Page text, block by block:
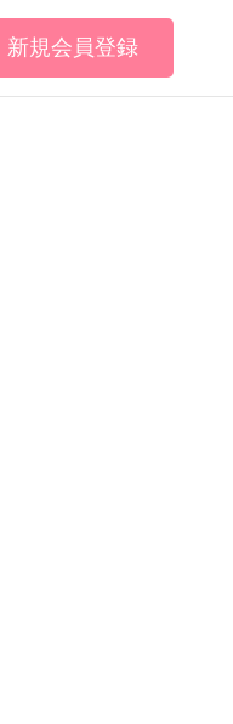
新規会員登録